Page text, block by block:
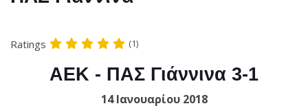
Ratings (1)
ΑΕΚ - ΠΑΣ Γιάννινα 3-1
14 Ιανουαρίου 2018